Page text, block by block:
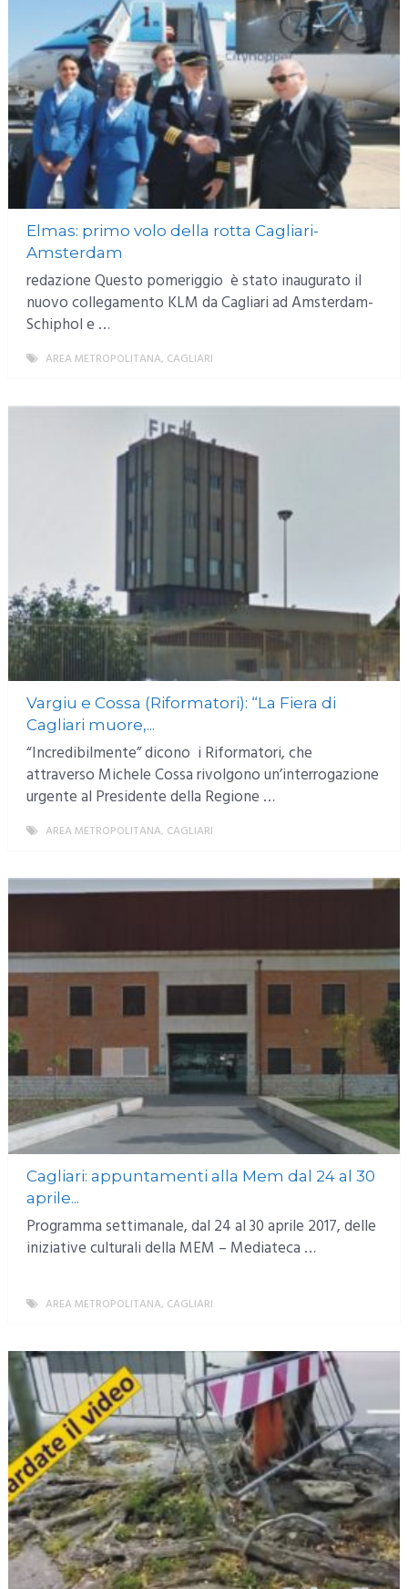
Elmas: primo volo della rotta Cagliari-
Amsterdam
redazione Questo pomeriggio è stato inaugurato il
nuovo collegamento KLM da Cagliari ad Amsterdam-
Schiphol e …
AREA METROPOLITANA, CAGLIARI
Vargiu e Cossa (Riformatori): “La Fiera di
Cagliari muore,...
“Incredibilmente” dicono i Riformatori, che
attraverso Michele Cossa rivolgono un’interrogazione
urgente al Presidente della Regione …
AREA METROPOLITANA, CAGLIARI
Cagliari: appuntamenti alla Mem dal 24 al 30
aprile...
Programma settimanale, dal 24 al 30 aprile 2017, delle
iniziative culturali della MEM – Mediateca …
AREA METROPOLITANA, CAGLIARI